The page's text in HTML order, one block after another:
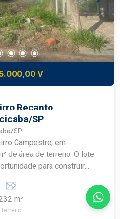
V
Recanto
SP
SP
Campestre, em
de área de terreno. O lote
para construir
da cidade.
IMÓVEL - Terreno
área de terreno - Terreno
m²
Terreno